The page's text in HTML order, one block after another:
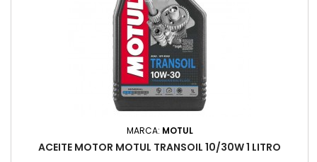
MARCA: MOTUL
ACEITE MOTOR MOTUL TRANSOIL 10/30W 1 LITRO